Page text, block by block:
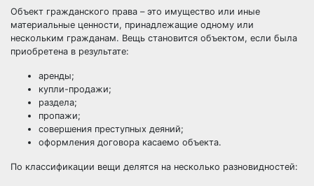
Объект гражданского права – это имущество или иные
материальные ценности, принадлежащие одному или
нескольким гражданам. Вещь становится объектом, если была
приобретена в результате:
аренды;
купли-продажи;
раздела;
пропажи;
совершения преступных деяний;
оформления договора касаемо объекта.
По классификации вещи делятся на несколько разновидностей: